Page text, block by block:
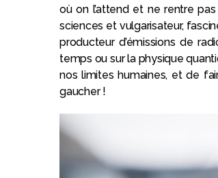
où on l’attend et ne rentre
sciences et vulgarisateur,
producteur d’émissions de
temps ou sur la physique
nos limites humaines, et de
gaucher !